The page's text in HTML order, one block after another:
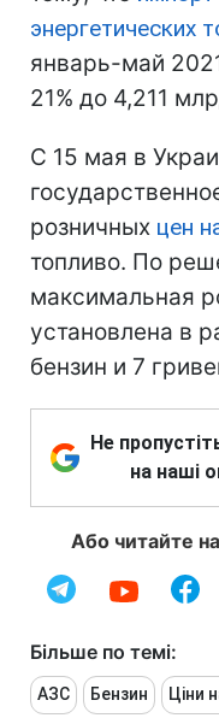
энергетических
январь-май
21% до 4,211
С 15 мая в
розничных цен
топливо. По
максимальная
установлена в
бензин и 7
Не
на наші
Або читайте
Більше по темі:
АЗС Бензин Ціни